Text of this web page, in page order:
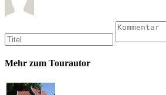
Mehr zum Tourautor